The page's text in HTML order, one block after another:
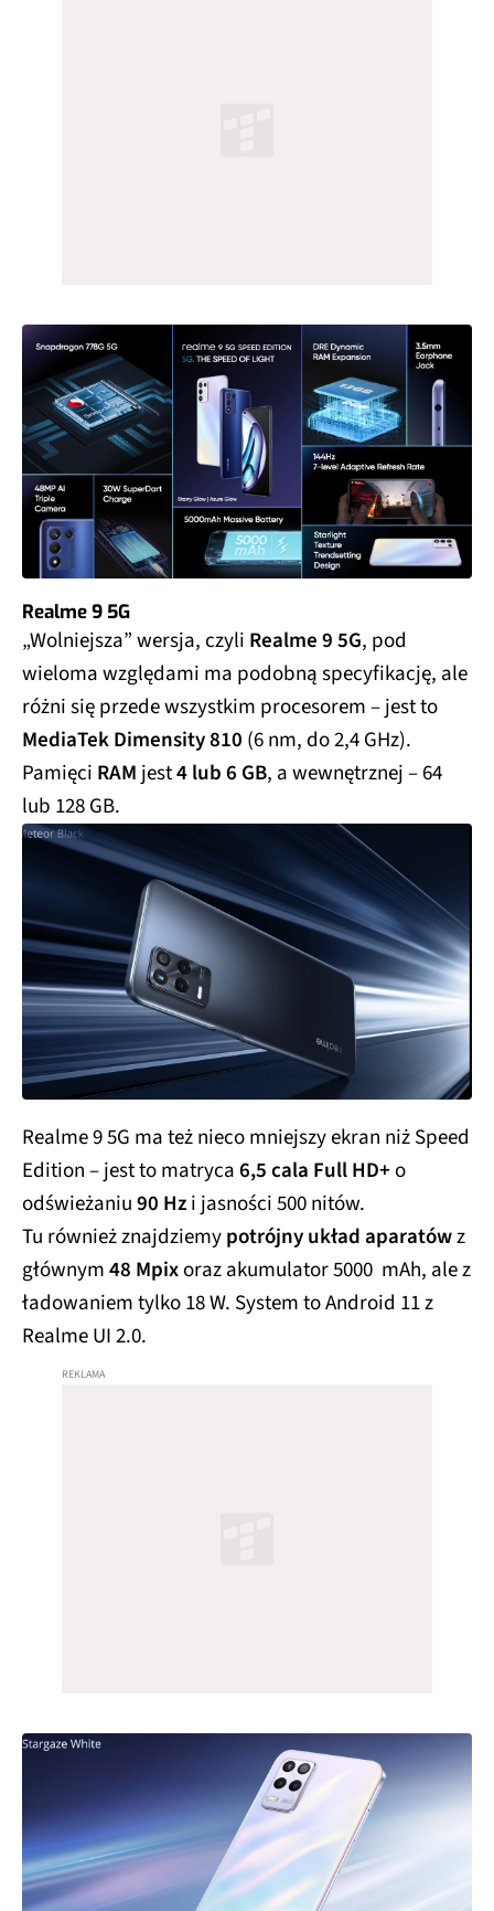
Realme 9 5G
„Wolniejsza” wersja, czyli Realme 9 5G, pod
wieloma względami ma podobną specyfikację, ale
różni się przede wszystkim procesorem – jest to
MediaTek Dimensity 810 (6 nm, do 2,4 GHz).
Pamięci RAM jest4 lub 6 GB, a wewnętrznej – 64
lub 128 GB.
Realme 9 5G ma też nieco mniejszy ekran niż Speed
Edition – jest to matryca6,5 cala Full HD+o
odświeżaniu90 Hzi jasności 500 nitów.
Tu również znajdziemypotrójny układ aparatówz
głównym48 Mpixoraz akumulator 5000 mAh, ale z
ładowaniem tylko 18 W. System to Android 11 z
Realme UI 2.0.